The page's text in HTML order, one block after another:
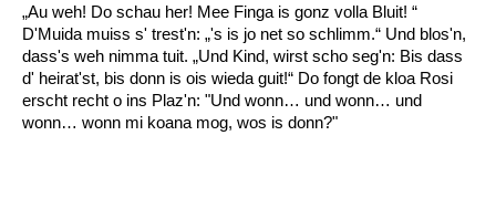
Fluchen und Reden
Mensch, Tier und Alltag
Schmankerln und
Kulinarisches
„Au weh! Do schau her! Mee Finga is gonz volla Bluit! “
D'Muida muiss s' trest'n: „'s is jo net so schlimm.“ Und blos'n,
dass's weh nimma tuit. „Und Kind, wirst scho seg'n: Bis dass
d' heirat'st, bis donn is ois wieda guit!“ Do fongt de kloa Rosi
erscht recht o ins Plaz'n: "Und wonn… und wonn… und
wonn… wonn mi koana mog, wos is donn?"